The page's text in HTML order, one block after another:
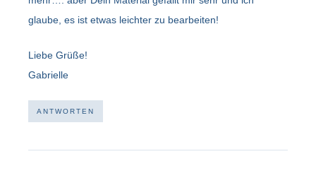
glaube, es ist etwas leichter zu bearbeiten!
Liebe Grüße!
Gabrielle
ANTWORTEN